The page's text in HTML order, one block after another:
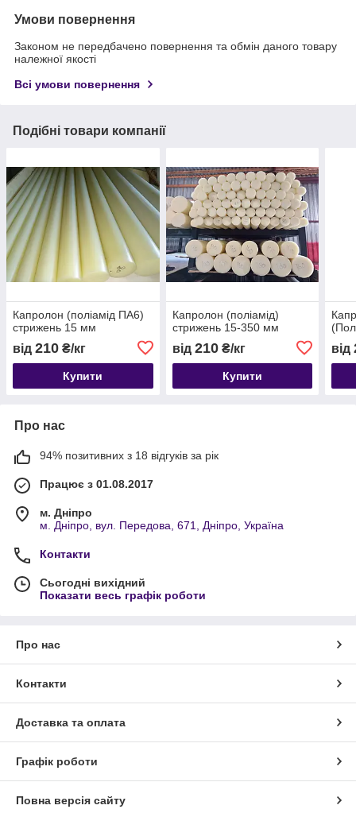
Умови повернення
Законом не передбачено повернення та обмін даного товару
належної якості
Всі умови повернення
Подібні товари компанії
Капролон (поліамід ПА6)
стрижень 15 мм
від 210 ₴/кг
Купити
Капролон (поліамід)
стрижень 15-350 мм
від 210₴/кг
Купити
від
Про нас
94% позитивних з 18 відгуків за рік
Працює з 01.08.2017
м. Дніпро
м. Дніпро, вул. Передова, 671, Дніпро, Україна
Контакти
Сьогодні вихідний
Показати весь графік роботи
Про нас
Контакти
Доставка та оплата
Графік роботи
Повна версія сайту